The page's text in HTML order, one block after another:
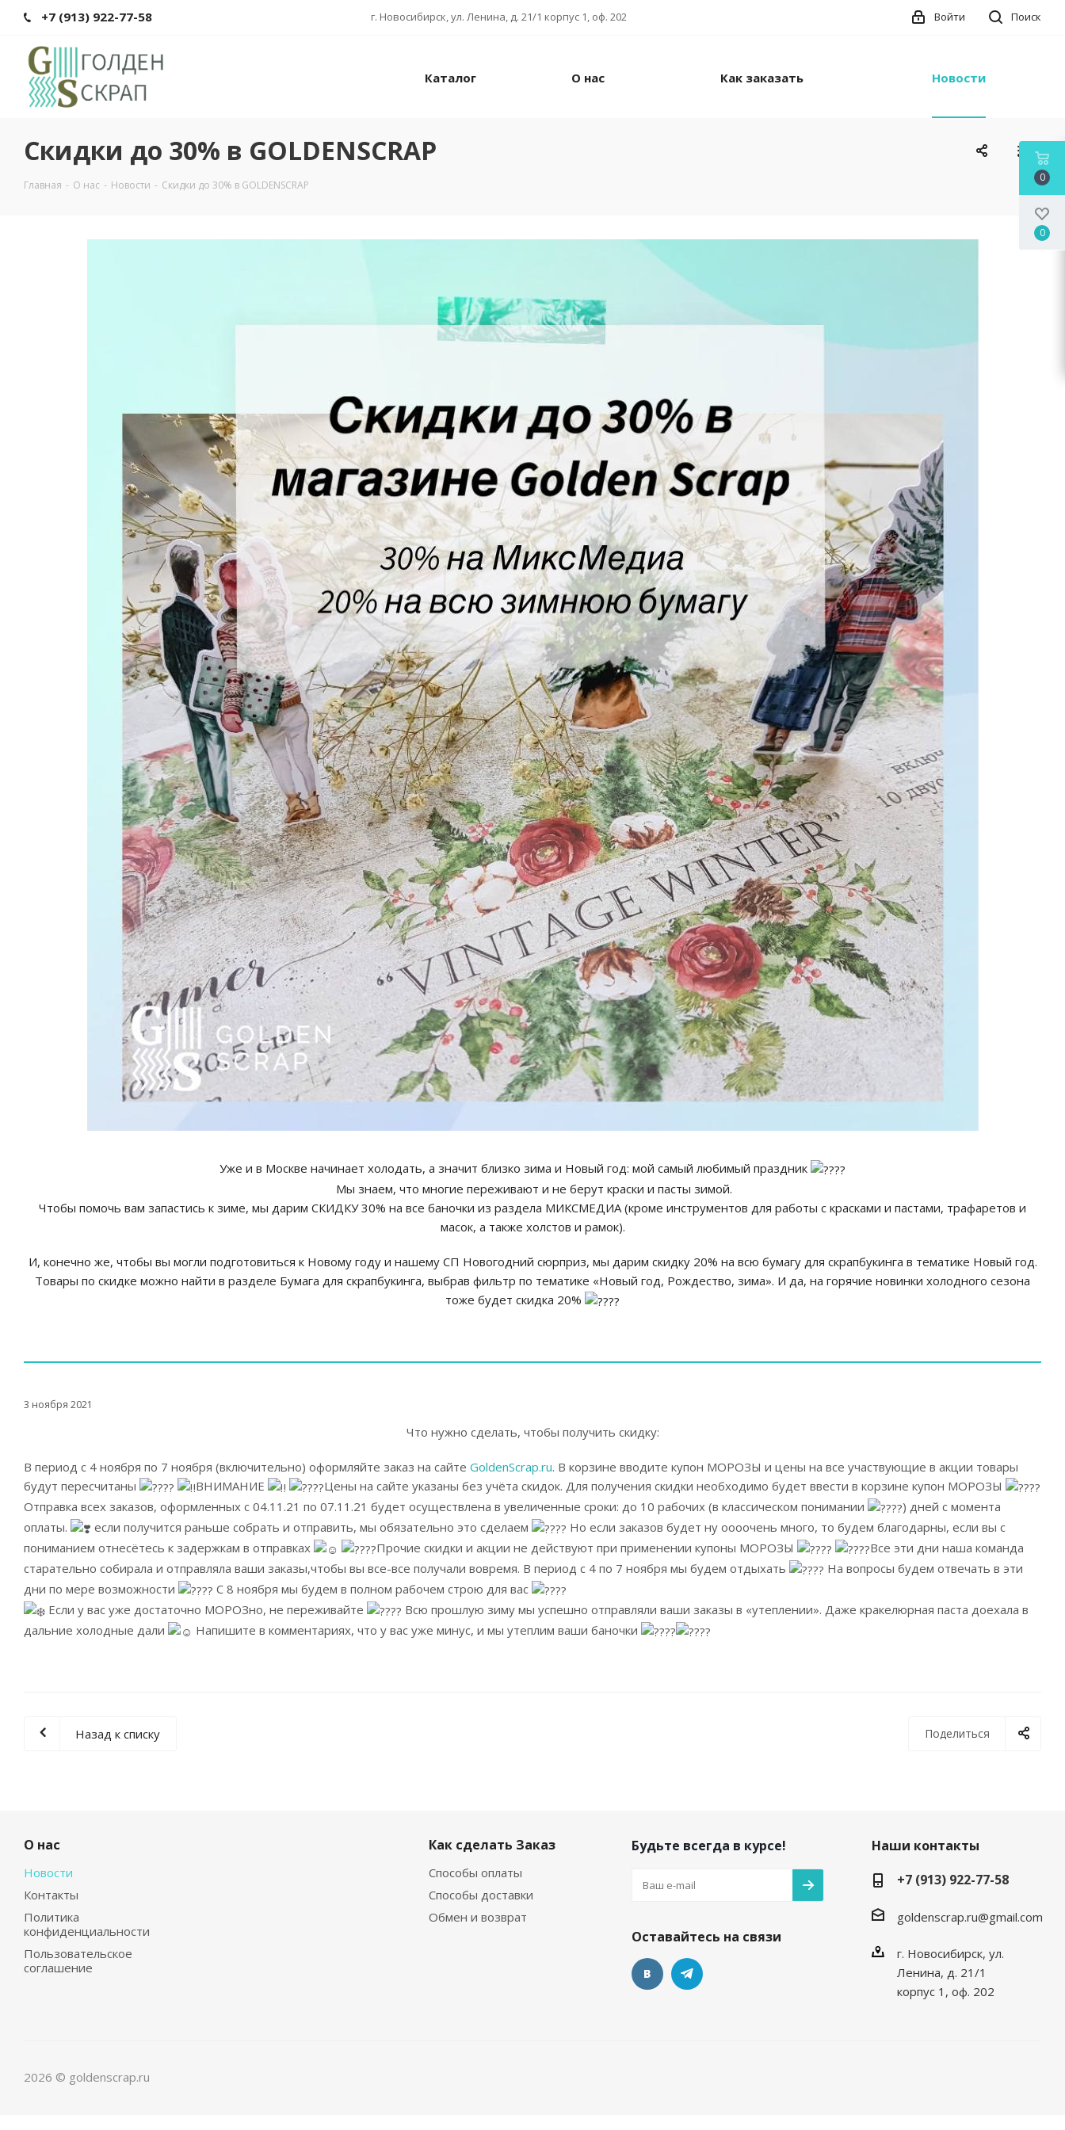
+7 (913) 922-77-58 г. Новосибирск, ул. Ленина, д. 21/1 корпус 1, оф. 202 Поиск
Войти
Каталог О нас Как заказать Новости
Скидки до 30% в GOLDENSCRAP
Главная - О нас - Новости - Скидки до 30% в GOLDENSCRAP
Уже и в Москве начинает холодать, а значит близко зима и Новый год: мой самый любимый праздник
Мы знаем, что многие переживают и не берут краски и пасты зимой.
Чтобы помочь вам запастись к зиме, мы дарим СКИДКУ 30% на все баночки из раздела МИКСМЕДИА (кроме инструментов для работы с красками и пастами, трафаретов и
масок, а также холстов и рамок).
И, конечно же, чтобы вы могли подготовиться к Новому году и нашему СП Новогодний сюрприз, мы дарим скидку 20% на всю бумагу для скрапбукинга в тематике Новый год.
Товары по скидке можно найти в разделе Бумага для скрапбукинга, выбрав фильтр по тематике «Новый год, Рождество, зима». И да, на горячие новинки холодного сезона
тоже будет скидка 20%
3 ноября 2021
Что нужно сделать, чтобы получить скидку:
В период с 4 ноября по 7 ноября (включительно) оформляйте заказ на сайте GoldenScrap.ru. В корзине вводите купон МОРОЗЫ и цены на все участвующие в акции товары
будут пересчитаны
ВНИМАНИЕ
Цены на сайте указаны без учёта скидок. Для получения скидки необходимо будет ввести в корзине купон МОРОЗЫ
Отправка всех заказов, оформленных с 04.11.21 по 07.11.21 будет осуществлена в увеличенные сроки: до 10 рабочих (в классическом понимании
) дней с момента
оплаты.
если получится раньше собрать и отправить, мы обязательно это сделаем
Но если заказов будет ну оооочень много, то будем благодарны, если вы с
пониманием отнесётесь к задержкам в отправках
Прочие скидки и акции не действуют при применении купоны МОРОЗЫ
Все эти дни наша команда
старательно собирала и отправляла ваши заказы,чтобы вы все-все получали вовремя. В период с 4 по 7 ноября мы будем отдыхать
На вопросы будем отвечать в эти
дни по мере возможности
С 8 ноября мы будем в полном рабочем строю для вас
Если у вас уже достаточно МОРОЗно, не переживайте
Всю прошлую зиму мы успешно отправляли ваши заказы в «утеплении». Даже кракелюрная паста доехала в
дальние холодные дали
Напишите в комментариях, что у вас уже минус, и мы утеплим ваши баночки
Поделиться
Назад к списку
О нас
Новости
Контакты
Политика
конфиденциальности
Пользовательское
соглашение
Как сделать Заказ
Способы оплаты
Способы доставки
Обмен и возврат
Будьте всегда в курсе!
Оставайтесь на связи
Наши контакты
+7 (913) 922-77-58
goldenscrap.ru@gmail.com
г. Новосибирск, ул.
Ленина, д. 21/1
корпус 1, оф. 202
2026 © goldenscrap.ru
0
0